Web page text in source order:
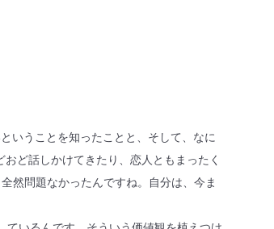
いうことを知ったことと、そして、なに
ど話しかけてきたり、恋人ともまったく
然問題なかったんですね。自分は、今ま